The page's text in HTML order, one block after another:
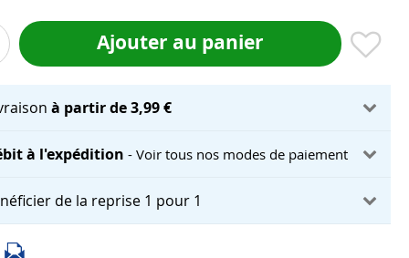
Ajouter au panier
à partir de 3,99 €
à l'expédition- Voir tous nos modes de paiement
de la reprise 1 pour 1